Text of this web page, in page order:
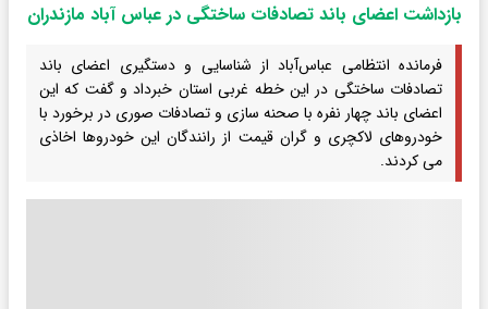
بازداشت اعضای باند تصادفات ساختگی در عباس آباد مازندران
فرمانده انتظامی عباس‌آباد از شناسایی و دستگیری اعضای باند
تصادفات ساختگی در این خطه غربی استان خبرداد و گفت که این
اعضای باند چهار نفره با صحنه سازی و تصادفات صوری در برخورد با
خودروهای لاکچری و گران قیمت از رانندگان این خودروها اخاذی
می کردند.